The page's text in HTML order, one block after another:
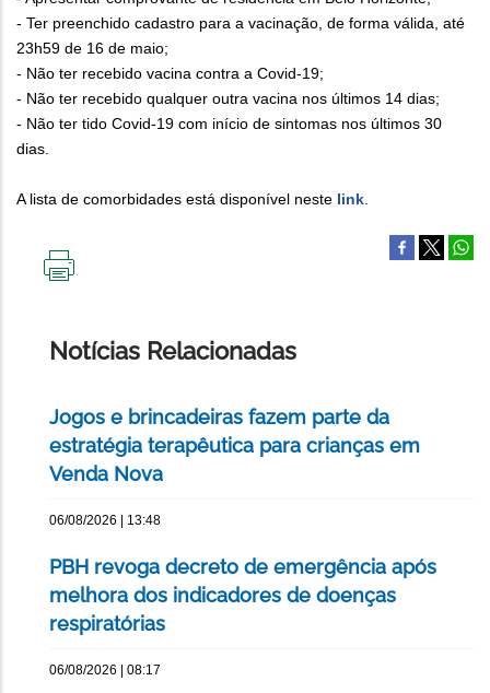
- Ter preenchido cadastro para a vacinação, de forma válida, até
23h59 de 16 de maio;
- Não ter recebido vacina contra a Covid-19;
- Não ter recebido qualquer outra vacina nos últimos 14 dias;
- Não ter tido Covid-19 com início de sintomas nos últimos 30
dias.
A lista de comorbidades está disponível neste link.
Notícias Relacionadas
Jogos e brincadeiras fazem parte da
estratégia terapêutica para crianças em
Venda Nova
06/08/2026 | 13:48
PBH revoga decreto de emergência após
melhora dos indicadores de doenças
respiratórias
06/08/2026 | 08:17